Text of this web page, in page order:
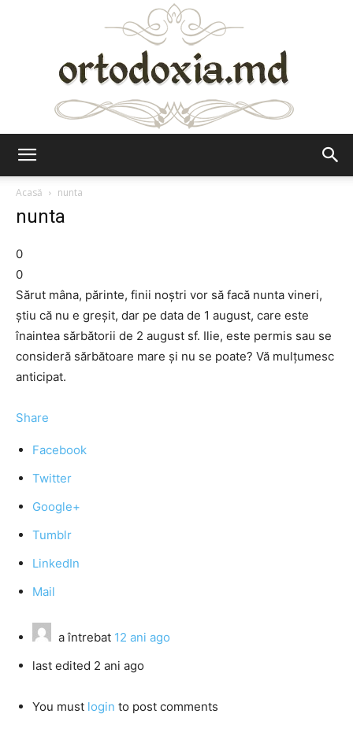
Acasă
nunta
nunta
0
0
Sărut mâna, părinte, finii noştri vor să facă nunta vineri,
ştiu că nu e greşit, dar pe data de 1 august, care este
înaintea sărbătorii de 2 august sf. Ilie, este permis sau se
consideră sărbătoare mare şi nu se poate? Vă mulţumesc
anticipat.
Share
Facebook
Twitter
Google+
Tumblr
LinkedIn
Mail
a întrebat 12 ani ago
last edited 2 ani ago
You must login to post comments